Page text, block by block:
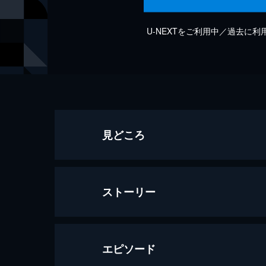
U-NEXTをご利用中／過去に利
見どころ
ストーリー
エピソード